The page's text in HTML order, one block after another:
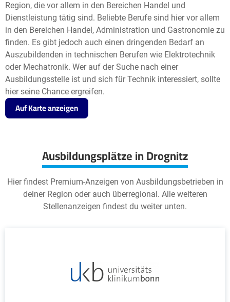
Region, die vor allem in den Bereichen Handel und
Dienstleistung tätig sind. Beliebte Berufe sind hier vor allem
in den Bereichen Handel, Administration und Gastronomie zu
finden. Es gibt jedoch auch einen dringenden Bedarf an
Auszubildenden in technischen Berufen wie Elektrotechnik
oder Mechatronik. Wer auf der Suche nach einer
Ausbildungsstelle ist und sich für Technik interessiert, sollte
hier seine Chance ergreifen.
Auf Karte anzeigen
Ausbildungsplätze in Drognitz
Hier findest Premium-Anzeigen von Ausbildungsbetrieben in
deiner Region oder auch überregional. Alle weiteren
Stellenanzeigen findest du weiter unten.